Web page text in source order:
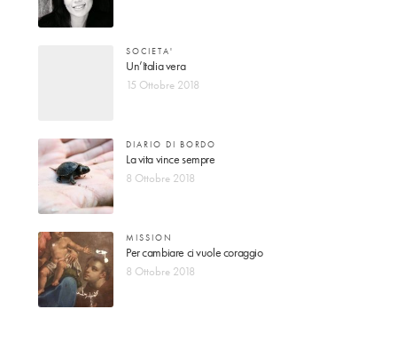
SOCIETA'
Un’Italia vera
15 Ottobre 2018
DIARIO DI BORDO
La vita vince sempre
8 Ottobre 2018
MISSION
Per cambiare ci vuole coraggio
8 Ottobre 2018